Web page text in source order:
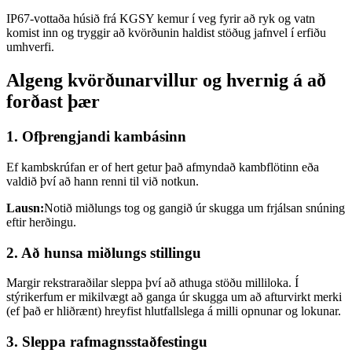
IP67-vottaða húsið frá KGSY kemur í veg fyrir að ryk og vatn
komist inn og tryggir að kvörðunin haldist stöðug jafnvel í erfiðu
umhverfi.
Algeng kvörðunarvillur og hvernig á að
forðast þær
1. Ofþrengjandi kambásinn
Ef kambskrúfan er of hert getur það afmyndað kambflötinn eða
valdið því að hann renni til við notkun.
Lausn:Notið miðlungs tog og gangið úr skugga um frjálsan snúning
eftir herðingu.
2. Að hunsa miðlungs stillingu
Margir rekstraraðilar sleppa því að athuga stöðu milliloka. Í
stýrikerfum er mikilvægt að ganga úr skugga um að afturvirkt merki
(ef það er hliðrænt) hreyfist hlutfallslega á milli opnunar og lokunar.
3. Sleppa rafmagnsstaðfestingu